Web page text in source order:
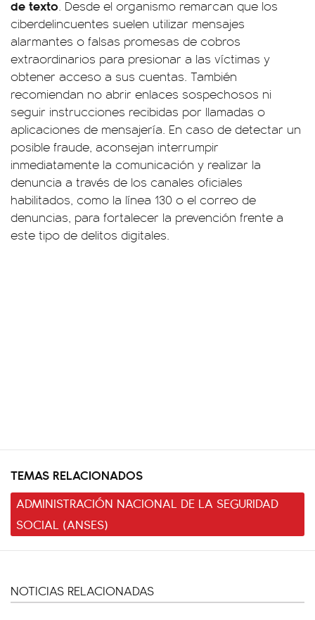
de texto. Desde el organismo remarcan que los
ciberdelincuentes suelen utilizar mensajes
alarmantes o falsas promesas de cobros
extraordinarios para presionar a las víctimas y
obtener acceso a sus cuentas. También
recomiendan no abrir enlaces sospechosos ni
seguir instrucciones recibidas por llamadas o
aplicaciones de mensajería. En caso de detectar un
posible fraude, aconsejan interrumpir
inmediatamente la comunicación y realizar la
denuncia a través de los canales oficiales
habilitados, como la línea 130 o el correo de
denuncias, para fortalecer la prevención frente a
este tipo de delitos digitales.
TEMAS RELACIONADOS
ADMINISTRACIÓN NACIONAL DE LA SEGURIDAD
SOCIAL (ANSES)
NOTICIAS RELACIONADAS